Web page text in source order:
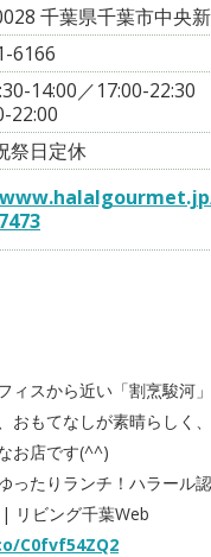
千葉県千葉市中央
6166
14:00／17:00-22:30
22:00
祭日定休
ィスから近い「割烹駿河
おもてなしが素晴らしく
お店です(^^)
ったりランチ！ハラール
リビング千葉Web
C0fvf54ZQ2